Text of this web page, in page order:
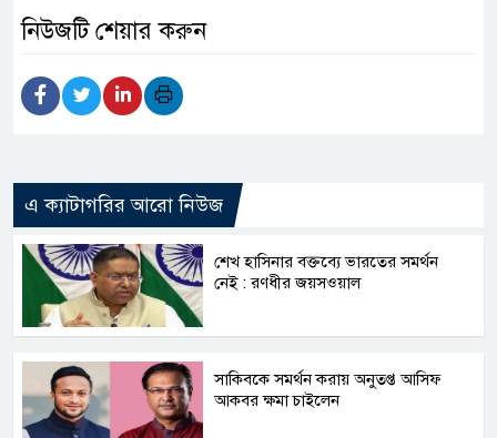
নিউজটি শেয়ার করুন
এ ক্যাটাগরির আরো নিউজ
শেখ হাসিনার বক্তব্যে ভারতের সমর্থন
নেই : রণধীর জয়সওয়াল
সাকিবকে সমর্থন করায় অনুতপ্ত আসিফ
আকবর ক্ষমা চাইলেন